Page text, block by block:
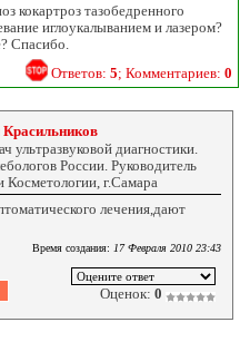
кокартроз тазобедренного
иглоукалыванием и лазером?
Спасибо.
Ответов: 5; Комментариев: 0
ультразвуковой диагностики.
России. Руководитель
Косметологии, г.Самара
лечения,дают
Время создания: 17 Февраля 2010 23:43
Оценок: 0